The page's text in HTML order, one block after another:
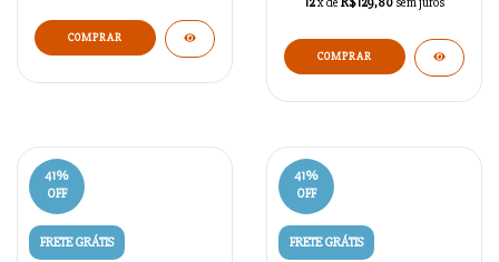
41%
OFF
FRETE GRÁTIS
41%
OFF
FRETE GRÁTIS